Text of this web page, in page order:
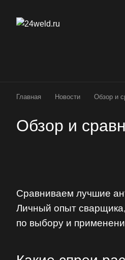
Главная Новости Обзор и
Обзор и
Сравниваем лучшие
Личный опыт
по выбору и